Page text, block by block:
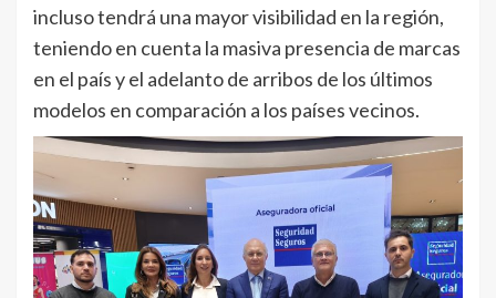
incluso tendrá una mayor visibilidad en la región,
teniendo en cuenta la masiva presencia de marcas
en el país y el adelanto de arribos de los últimos
modelos en comparación a los países vecinos.